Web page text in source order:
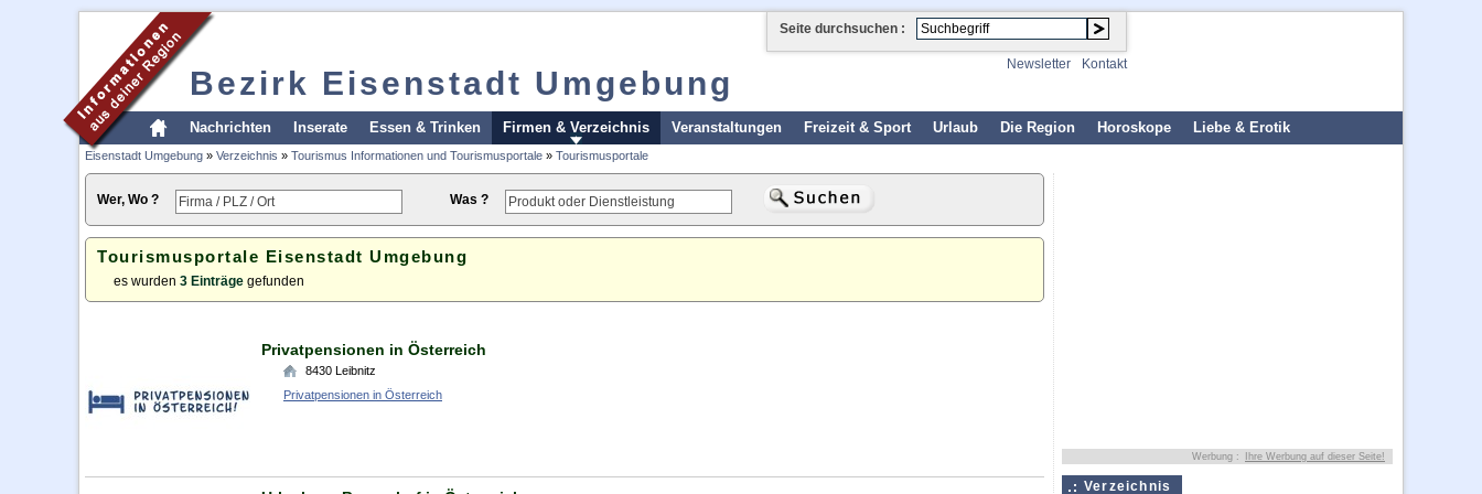
Bezirk Eisenstadt Umgebung
Seite durchsuchen :
Newsletter Kontakt
Nachrichten Inserate Essen & Trinken Firmen & Verzeichnis Veranstaltungen Freizeit & Sport Urlaub Die Region Horoskope Liebe & Erotik
Eisenstadt Umgebung » Verzeichnis » Tourismus Informationen und Tourismusportale » Tourismusportale
Wer, Wo ? Was ?
Tourismusportale Eisenstadt Umgebung
es wurden 3 Einträge gefunden
Privatpensionen in Österreich
8430 Leibnitz
Privatpensionen in Österreich
Werbung : Ihre Werbung auf dieser Seite!
Verzeichnis